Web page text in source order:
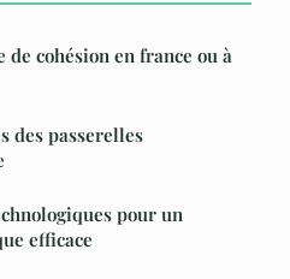
cohésion en france ou à
des passerelles
pour un
efficace